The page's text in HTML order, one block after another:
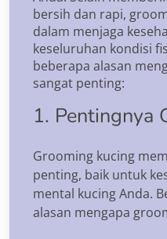
bersih dan rapi,
dalam menjaga
keseluruhan kondisi
beberapa alasan
sangat penting:
1. Pentingnya
Grooming kucing
penting, baik untuk
mental kucing Anda.
alasan mengapa